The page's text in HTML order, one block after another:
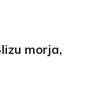
morja,